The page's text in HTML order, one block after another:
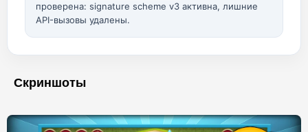
проверена: signature scheme v3 активна, лишние
API-вызовы удалены.
Скриншоты